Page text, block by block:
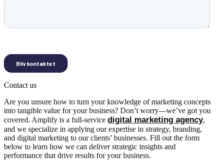
Contact us
Are you unsure how to turn your knowledge of marketing concepts
into tangible value for your business? Don’t worry—we’ve got you
covered. Amplify is a full-service digital marketing agency,
and we specialize in applying our expertise in strategy, branding,
and digital marketing to our clients’ businesses. Fill out the form
below to learn how we can deliver strategic insights and
performance that drive results for your business.